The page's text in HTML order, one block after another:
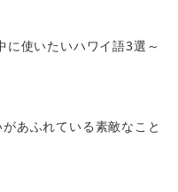
に使いたいハワイ語3選～
あふれている素敵なこと